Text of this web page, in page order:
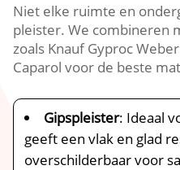
Niet elke ruimte en
pleister.​ We combineren
zoals Knauf Gyproc
Caparol voor de beste
Gipspleister: Ideaal
geeft een vlak en glad
overschilderbaar voor